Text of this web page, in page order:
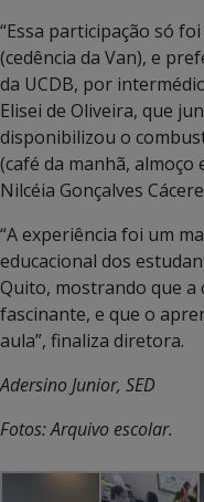
“Essa participação só
(cedência da Van), e
da UCDB, por
Elisei de Oliveira, que
disponibilizou o
(café da manhã, almoço
Nilcéia Gonçalves
“A experiência foi um
educacional dos
Quito, mostrando que a
fascinante, e que o
aula”, finaliza diretora.
Adersino Junior, SED
Fotos: Arquivo escolar.